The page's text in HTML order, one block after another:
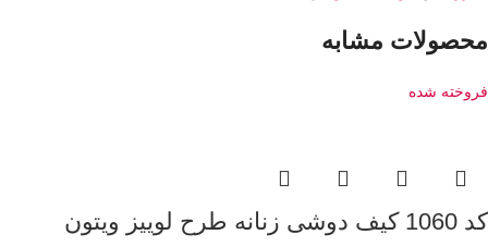
محصولات مشابه
فروخته شده
کد 1060 کیف دوشی زنانه طرح لوییز ویتون